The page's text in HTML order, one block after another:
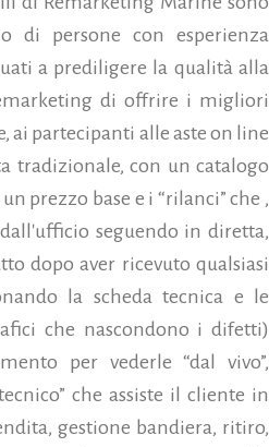
di persone con esperienza
a prediligere la qualità alla
di offrire i migliori
ai partecipanti alle aste on line
tradizionale, con un catalogo
prezzo base e i “rilanci” che ,
seguendo in diretta,
dopo aver ricevuto qualsiasi
la scheda tecnica e le
che nascondono i difetti)
per vederle “dal vivo”,
che assiste il cliente in
gestione bandiera, ritiro,